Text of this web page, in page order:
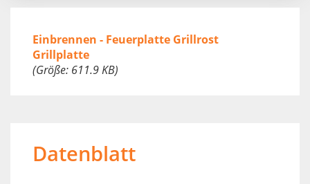
Einbrennen - Feuerplatte Grillrost
Grillplatte
(Größe: 611.9 KB)
Datenblatt